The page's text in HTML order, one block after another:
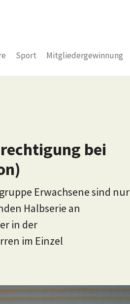
Sport Mitgliedergewinnung
bei
Erwachsene sind nur
Halbserie an
in der
im Einzel